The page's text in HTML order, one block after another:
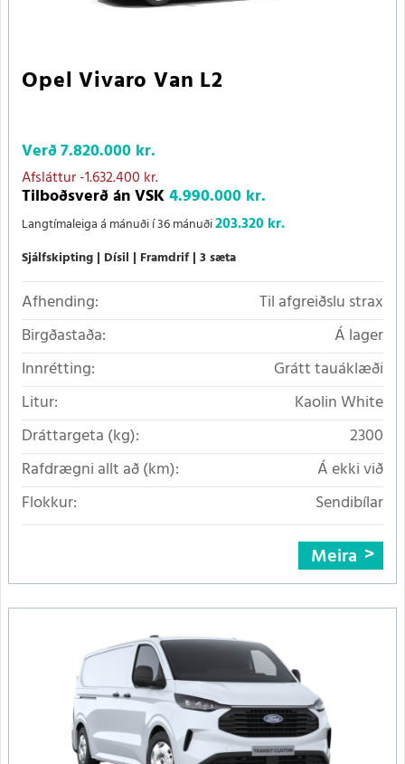
Opel Vivaro Van L2
Verð7.820.000 kr.
Afsláttur-1.632.400 kr.
Tilboðsverð án VSK4.990.000 kr.
Langtímaleiga á mánuði í 36 mánuði203.320 kr.
Sjálfskipting Dísil Framdrif 3 sæta
Afhending:
Til afgreiðslu strax
Birgðastaða:
Á lager
Innrétting:
Grátt tauáklæði
Litur:
Kaolin White
Dráttargeta (kg):
2300
Rafdrægni allt að (km):
Á ekki við
Flokkur:
Sendibílar
Meira